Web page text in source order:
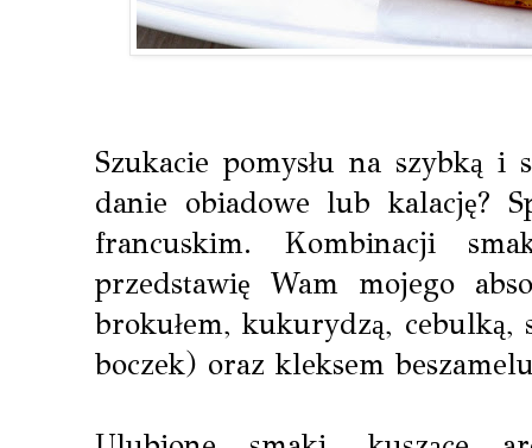
Szukacie pomysłu na szybką i
danie obiadowe lub kalację?
francuskim. Kombinacji
przedstawię Wam mojego
brokułem, kukurydzą, cebulką,
boczek) oraz kleksem